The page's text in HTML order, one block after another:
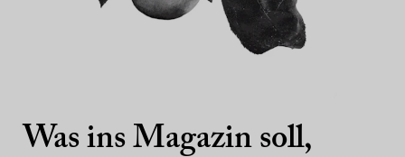
Was ins Magazin soll,